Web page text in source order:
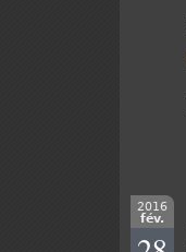
2016
fév.